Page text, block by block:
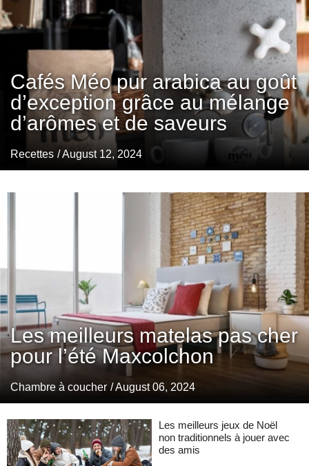
Cafés Méo pur arabica au goût
d’exception grâce au mélange
d’arômes et de saveurs
Recettes / August 12, 2024
Les meilleurs matelas pas cher
pour l’été Maxcolchon
Chambre à coucher / August 06, 2024
Les meilleurs jeux de Noël
non traditionnels à jouer avec
des amis